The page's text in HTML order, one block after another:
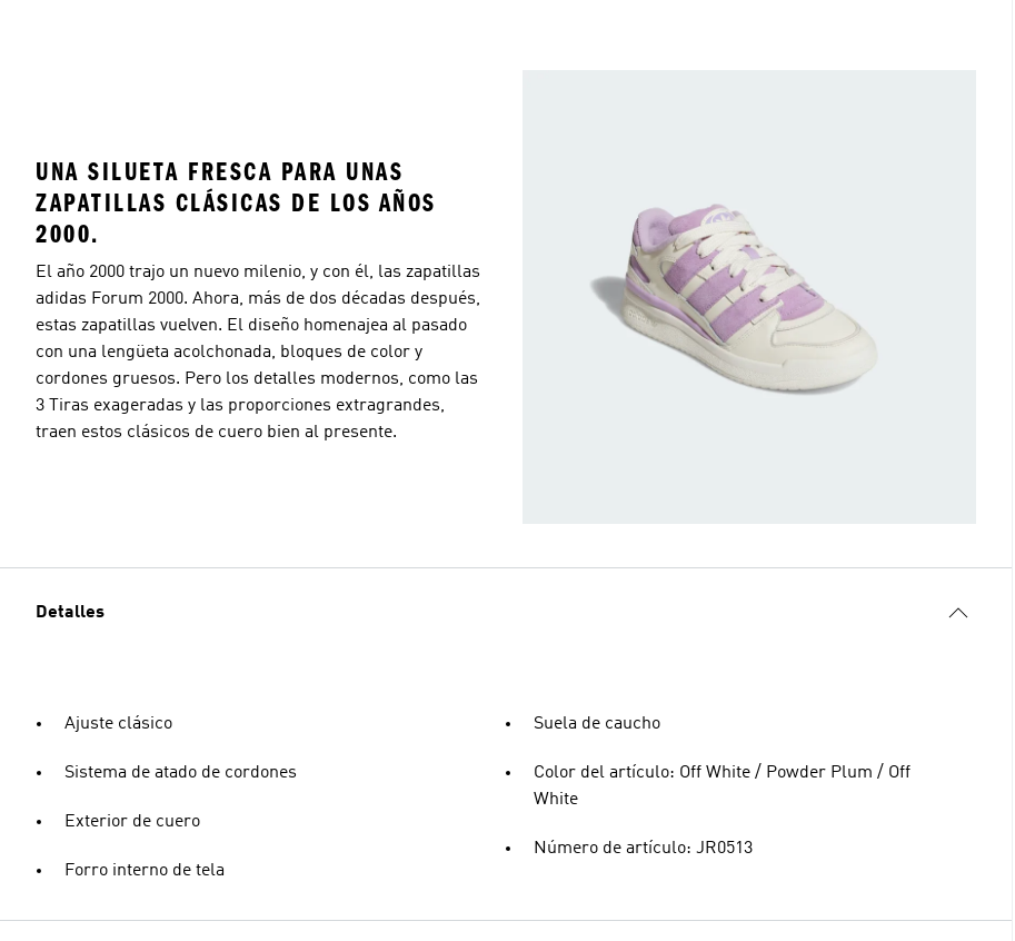
UNA SILUETA FRESCA PARA UNAS
ZAPATILLAS CLÁSICAS DE LOS AÑOS
2000.
El año 2000 trajo un nuevo milenio, y con él, las zapatillas
adidas Forum 2000. Ahora, más de dos décadas después,
estas zapatillas vuelven. El diseño homenajea al pasado
con una lengüeta acolchonada, bloques de color y
cordones gruesos. Pero los detalles modernos, como las
3 Tiras exageradas y las proporciones extragrandes,
traen estos clásicos de cuero bien al presente.
Detalles
Ajuste clásico
Sistema de atado de cordones
Exterior de cuero
Forro interno de tela
Suela de caucho
Color del artículo: Off White / Powder Plum / Off
White
Número de artículo: JR0513